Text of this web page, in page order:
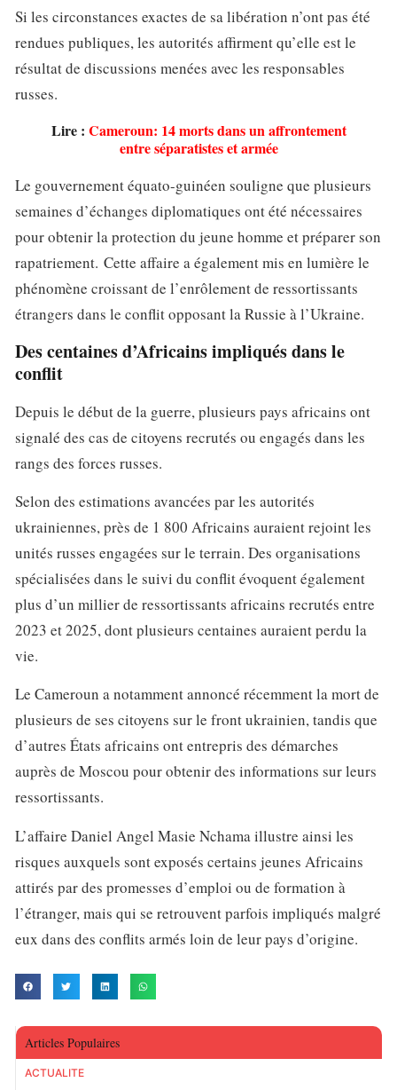
Si les circonstances exactes de sa libération n’ont pas été
rendues publiques, les autorités affirment qu’elle est le
résultat de discussions menées avec les responsables
russes.
Lire : Cameroun: 14 morts dans un affrontement
entre séparatistes et armée
Le gouvernement équato-guinéen souligne que plusieurs
semaines d’échanges diplomatiques ont été nécessaires
pour obtenir la protection du jeune homme et préparer son
rapatriement. Cette affaire a également mis en lumière le
phénomène croissant de l’enrôlement de ressortissants
étrangers dans le conflit opposant la Russie à l’Ukraine.
Des centaines d’Africains impliqués dans le
conflit
Depuis le début de la guerre, plusieurs pays africains ont
signalé des cas de citoyens recrutés ou engagés dans les
rangs des forces russes.
Selon des estimations avancées par les autorités
ukrainiennes, près de 1 800 Africains auraient rejoint les
unités russes engagées sur le terrain. Des organisations
spécialisées dans le suivi du conflit évoquent également
plus d’un millier de ressortissants africains recrutés entre
2023 et 2025, dont plusieurs centaines auraient perdu la
vie.
Le Cameroun a notamment annoncé récemment la mort de
plusieurs de ses citoyens sur le front ukrainien, tandis que
d’autres États africains ont entrepris des démarches
auprès de Moscou pour obtenir des informations sur leurs
ressortissants.
L’affaire Daniel Angel Masie Nchama illustre ainsi les
risques auxquels sont exposés certains jeunes Africains
attirés par des promesses d’emploi ou de formation à
l’étranger, mais qui se retrouvent parfois impliqués malgré
eux dans des conflits armés loin de leur pays d’origine.
Articles Populaires
ACTUALITE